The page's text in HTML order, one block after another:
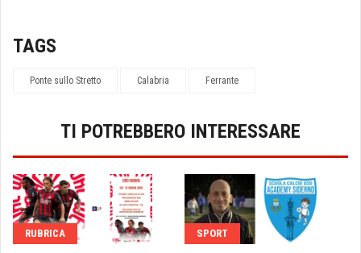
TAGS
Ponte sullo Stretto Calabria Ferrante
TI POTREBBERO INTERESSARE
RUBRICA SPORT